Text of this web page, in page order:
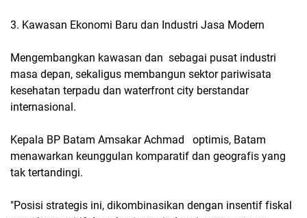
3. Kawasan Ekonomi Baru dan Industri Jasa Modern
Mengembangkan kawasan dan sebagai pusat industri
masa depan, sekaligus membangun sektor pariwisata
kesehatan terpadu dan waterfront city berstandar
internasional.
Kepala BP Batam Amsakar Achmad optimis, Batam
menawarkan keunggulan komparatif dan geografis yang
tak tertandingi.
"Posisi strategis ini, dikombinasikan dengan insentif fiskal